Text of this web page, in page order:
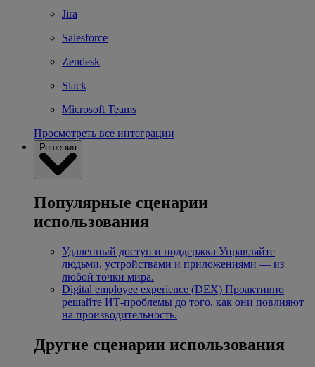
Jira
Salesforce
Zendesk
Slack
Microsoft Teams
Просмотреть все интеграции
Решения
Популярные сценарии
использования
Удаленный доступ и поддержка Управляйте
людьми, устройствами и приложениями — из
любой точки мира.
Digital employee experience (DEX) Проактивно
решайте ИТ-проблемы до того, как они повлияют
на производительность.
Другие сценарии использования